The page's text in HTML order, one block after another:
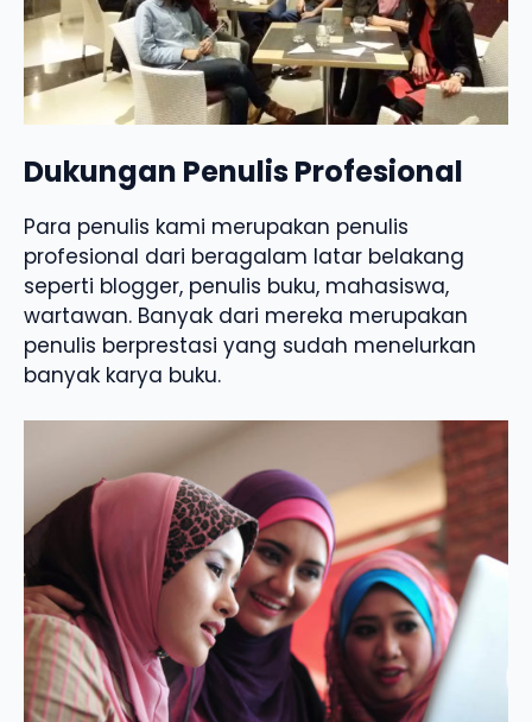
Dukungan Penulis Profesional
Para penulis kami merupakan penulis
profesional dari beragalam latar belakang
seperti blogger, penulis buku, mahasiswa,
wartawan. Banyak dari mereka merupakan
penulis berprestasi yang sudah menelurkan
banyak karya buku.